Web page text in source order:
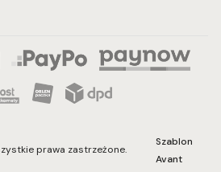
prawa zastrzeżone.
Szablon
Avant